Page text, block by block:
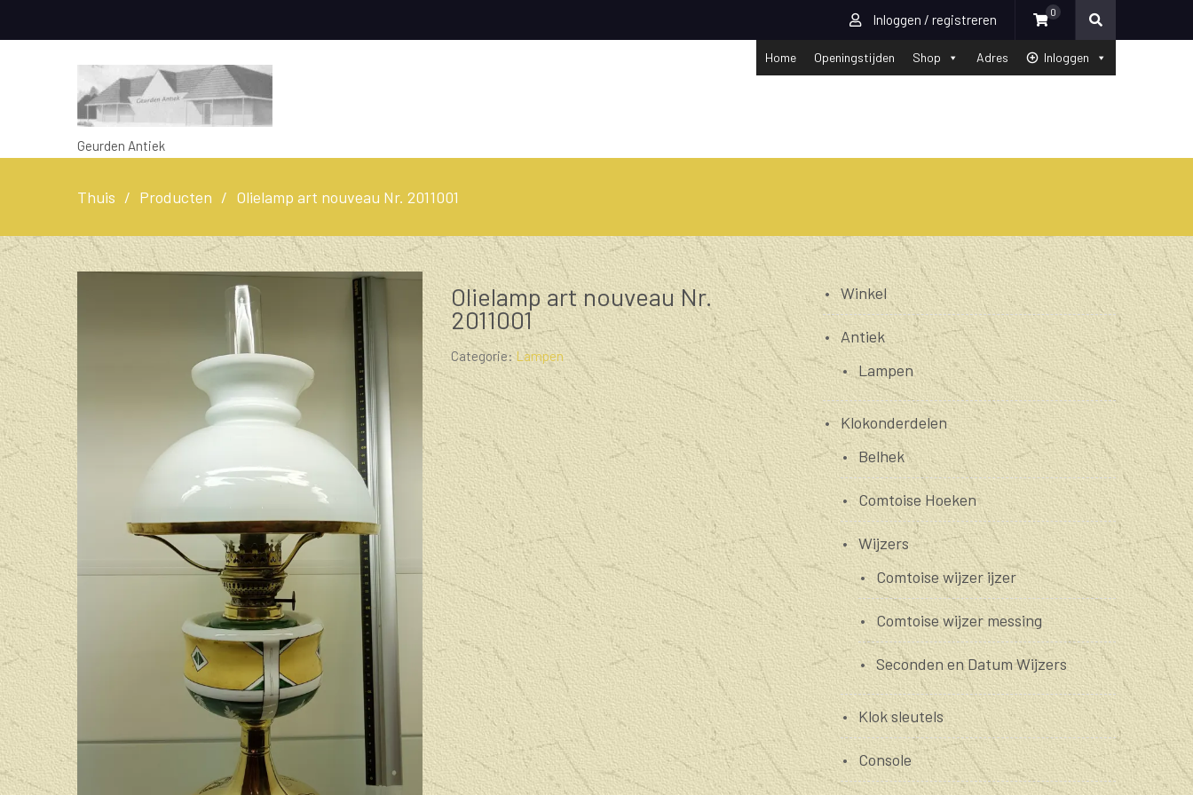
Inloggen / registreren 0
Geurden Antiek
Home Openingstijden Shop Adres Inloggen
Thuis Producten Olielamp art nouveau Nr. 2011001
Olielamp art nouveau Nr.
2011001
Categorie: Lampen
Winkel
Antiek
Lampen
Klokonderdelen
Belhek
Comtoise Hoeken
Wijzers
Comtoise wijzer ijzer
Comtoise wijzer messing
Seconden en Datum Wijzers
Klok sleutels
Console